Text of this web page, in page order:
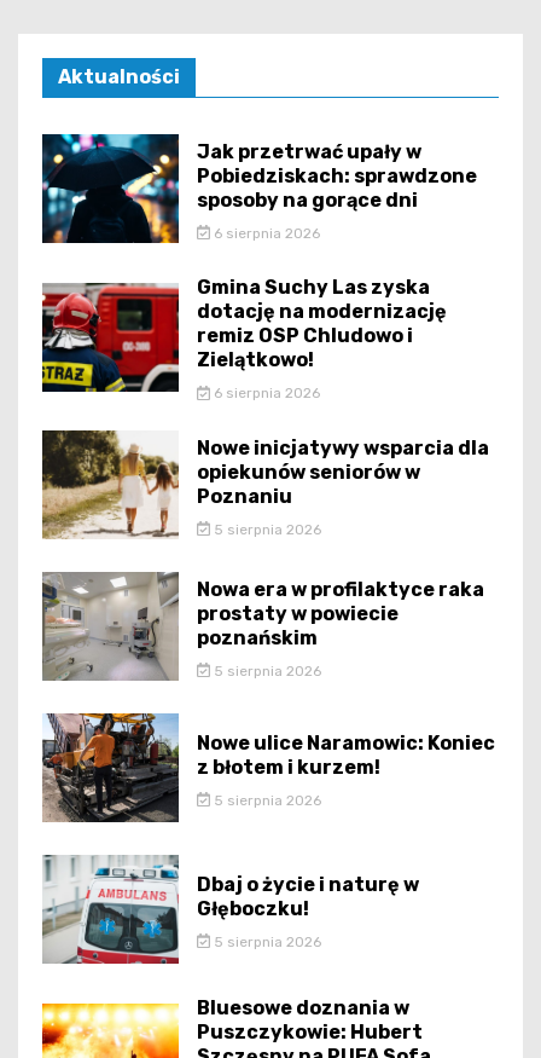
Aktualności
Jak przetrwać upały w
Pobiedziskach: sprawdzone
sposoby na gorące dni
6 sierpnia 2026
Gmina Suchy Las zyska
dotację na modernizację
remiz OSP Chludowo i
Zielątkowo!
6 sierpnia 2026
Nowe inicjatywy wsparcia dla
opiekunów seniorów w
Poznaniu
5 sierpnia 2026
Nowa era w profilaktyce raka
prostaty w powiecie
poznańskim
5 sierpnia 2026
Nowe ulice Naramowic: Koniec
z błotem i kurzem!
5 sierpnia 2026
Dbaj o życie i naturę w
Głęboczku!
5 sierpnia 2026
Bluesowe doznania w
Puszczykowie: Hubert